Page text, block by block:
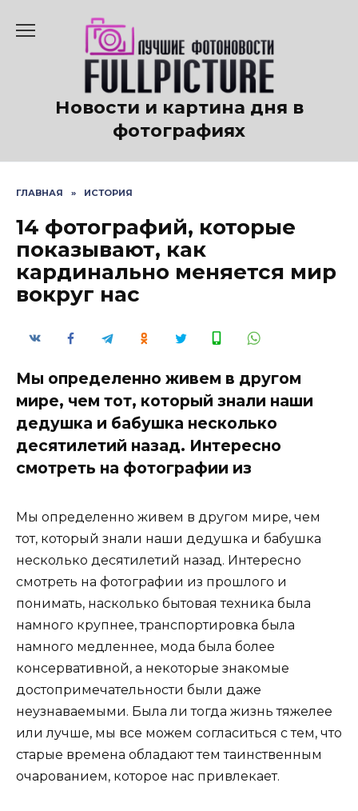
содержанию
Новости и картина дня в
фотографиях
ГЛАВНАЯ » ИСТОРИЯ
14 фотографий, которые
показывают, как
кардинально меняется мир
вокруг нас
Мы определенно живем в другом
мире, чем тот, который знали наши
дедушка и бабушка несколько
десятилетий назад. Интересно
смотреть на фотографии из
Мы определенно живем в другом мире, чем
тот, который знали наши дедушка и бабушка
несколько десятилетий назад. Интересно
смотреть на фотографии из прошлого и
понимать, насколько бытовая техника была
намного крупнее, транспортировка была
намного медленнее, мода была более
консервативной, а некоторые знакомые
достопримечательности были даже
неузнаваемыми. Была ли тогда жизнь тяжелее
или лучше, мы все можем согласиться с тем, что
старые времена обладают тем таинственным
очарованием, которое нас привлекает.